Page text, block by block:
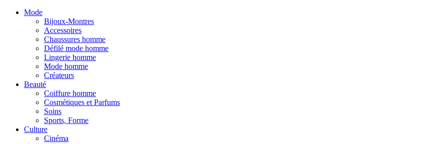
Mode
Bijoux-Montres
Accessoires
Chaussures homme
Défilé mode homme
Lingerie homme
Mode homme
Créateurs
Beauté
Coiffure homme
Cosmétiques et Parfums
Soins
Sports, Forme
Culture
Cinéma